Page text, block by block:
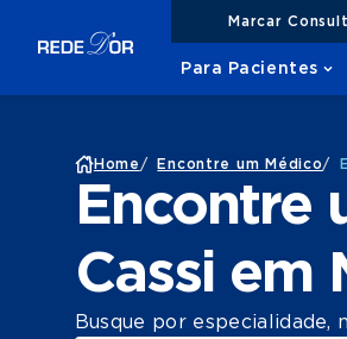
Marcar
Para Pacientes
Home / Encontre um Médico/
Encontre
Cassi em
Busque por especialidade,